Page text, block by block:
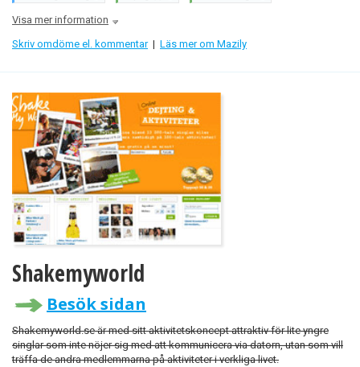
Visa mer information
Skriv omdöme el. kommentar| Läs mer om Mazily
Shakemyworld
Besök sidan
Shakemyworld.se är med sitt aktivitetskoncept attraktiv för lite yngre
singlar som inte nöjer sig med att kommunicera via datorn, utan som vill
träffa de andra medlemmarna på aktiviteter i verkliga livet.